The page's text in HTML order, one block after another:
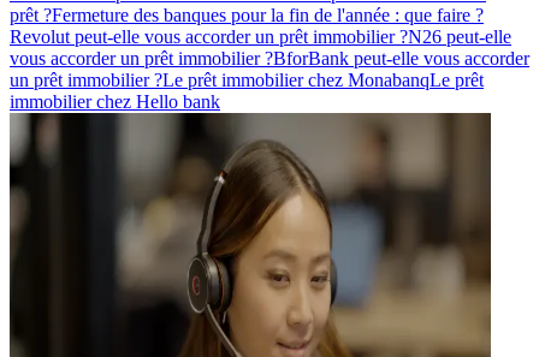
prêt ?Fermeture des banques pour la fin de l'année : que faire ?
Revolut peut-elle vous accorder un prêt immobilier ?N26 peut-elle
vous accorder un prêt immobilier ?BforBank peut-elle vous accorder
un prêt immobilier ?Le prêt immobilier chez MonabanqLe prêt
immobilier chez Hello bank